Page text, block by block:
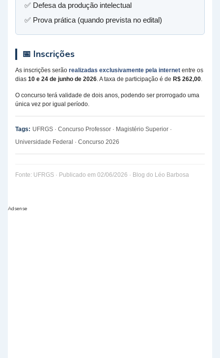
✅ Defesa da produção intelectual
✅ Prova prática (quando prevista no edital)
📅 Inscrições
As inscrições serão realizadas exclusivamente pela internet entre os
dias 10 e 24 de junho de 2026 . A taxa de participação é de R$ 262,00
O concurso terá validade de dois anos, podendo ser prorrogado uma
única vez por igual período.
Tags: UFRGS · Concurso Professor · Magistério Superior ·
Universidade Federal · Concurso 2026
Fonte: UFRGS · Publicado em 02/06/2026 · Blog do Léo Barbosa
Adsense